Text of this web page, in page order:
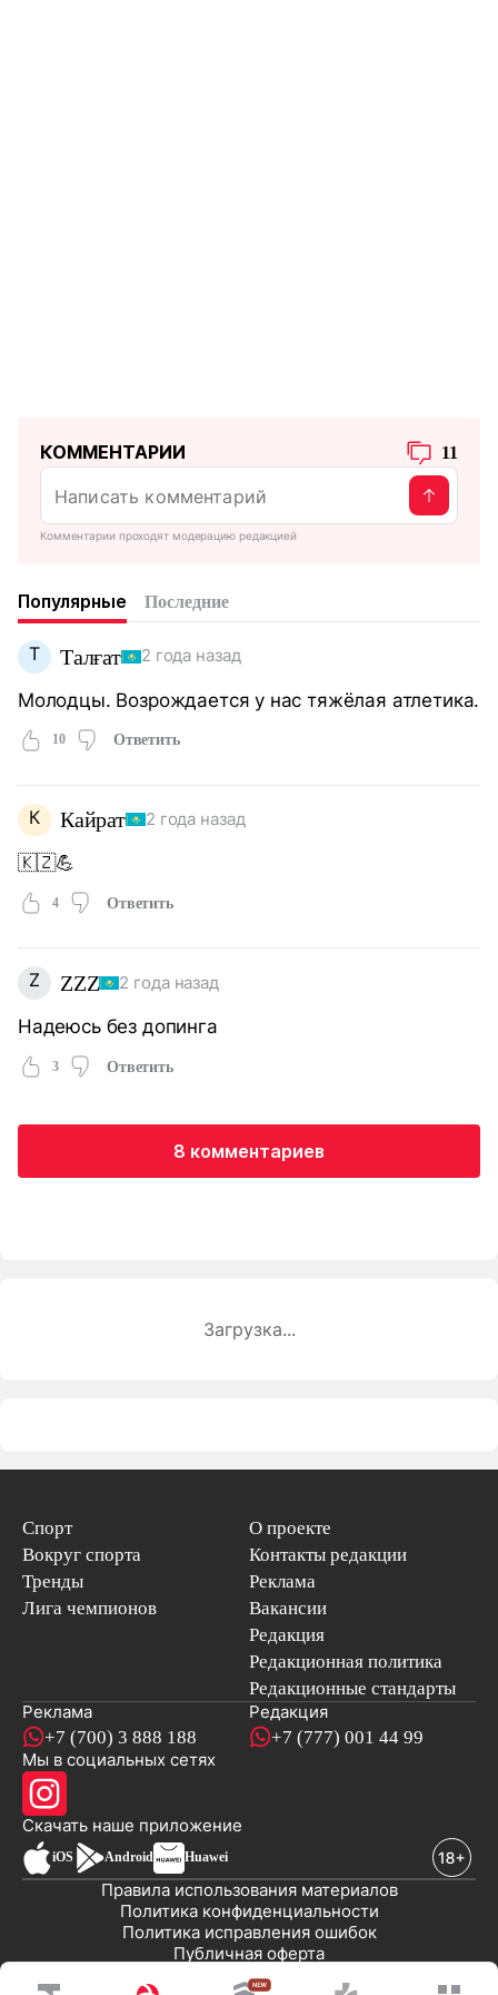
КОММЕНТАРИИ 11
Комментарии проходят модерацию редакцией
Популярные Последние
Т Талғат 2 года назад
Молодцы. Возрождается у нас тяжёлая атлетика.
10 Ответить
К Кайрат 2 года назад
🇰🇿💪
4 Ответить
Z ZZZ 2 года назад
Надеюсь без допинга
3 Ответить
8 комментариев
Загрузка...
Спорт
Вокруг спорта
Тренды
Лига чемпионов
О проекте
Контакты редакции
Реклама
Вакансии
Редакция
Редакционная политика
Редакционные стандарты
Реклама
+7 (700) 3 888 188
Редакция
+7 (777) 001 44 99
Мы в социальных сетях
Скачать наше приложениеновостей
iOS Android Huawei
Публичная оферта
Политика исправления ошибок
Политика конфиденциальности
Правила использования материалов
© 2008-2026 ТОО «EML»